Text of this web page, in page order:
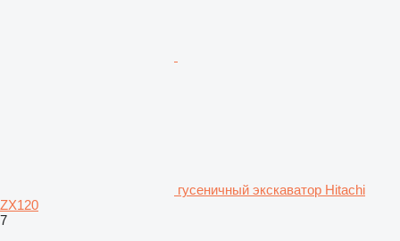
гусеничный экскаватор Hitachi
ZX120
7